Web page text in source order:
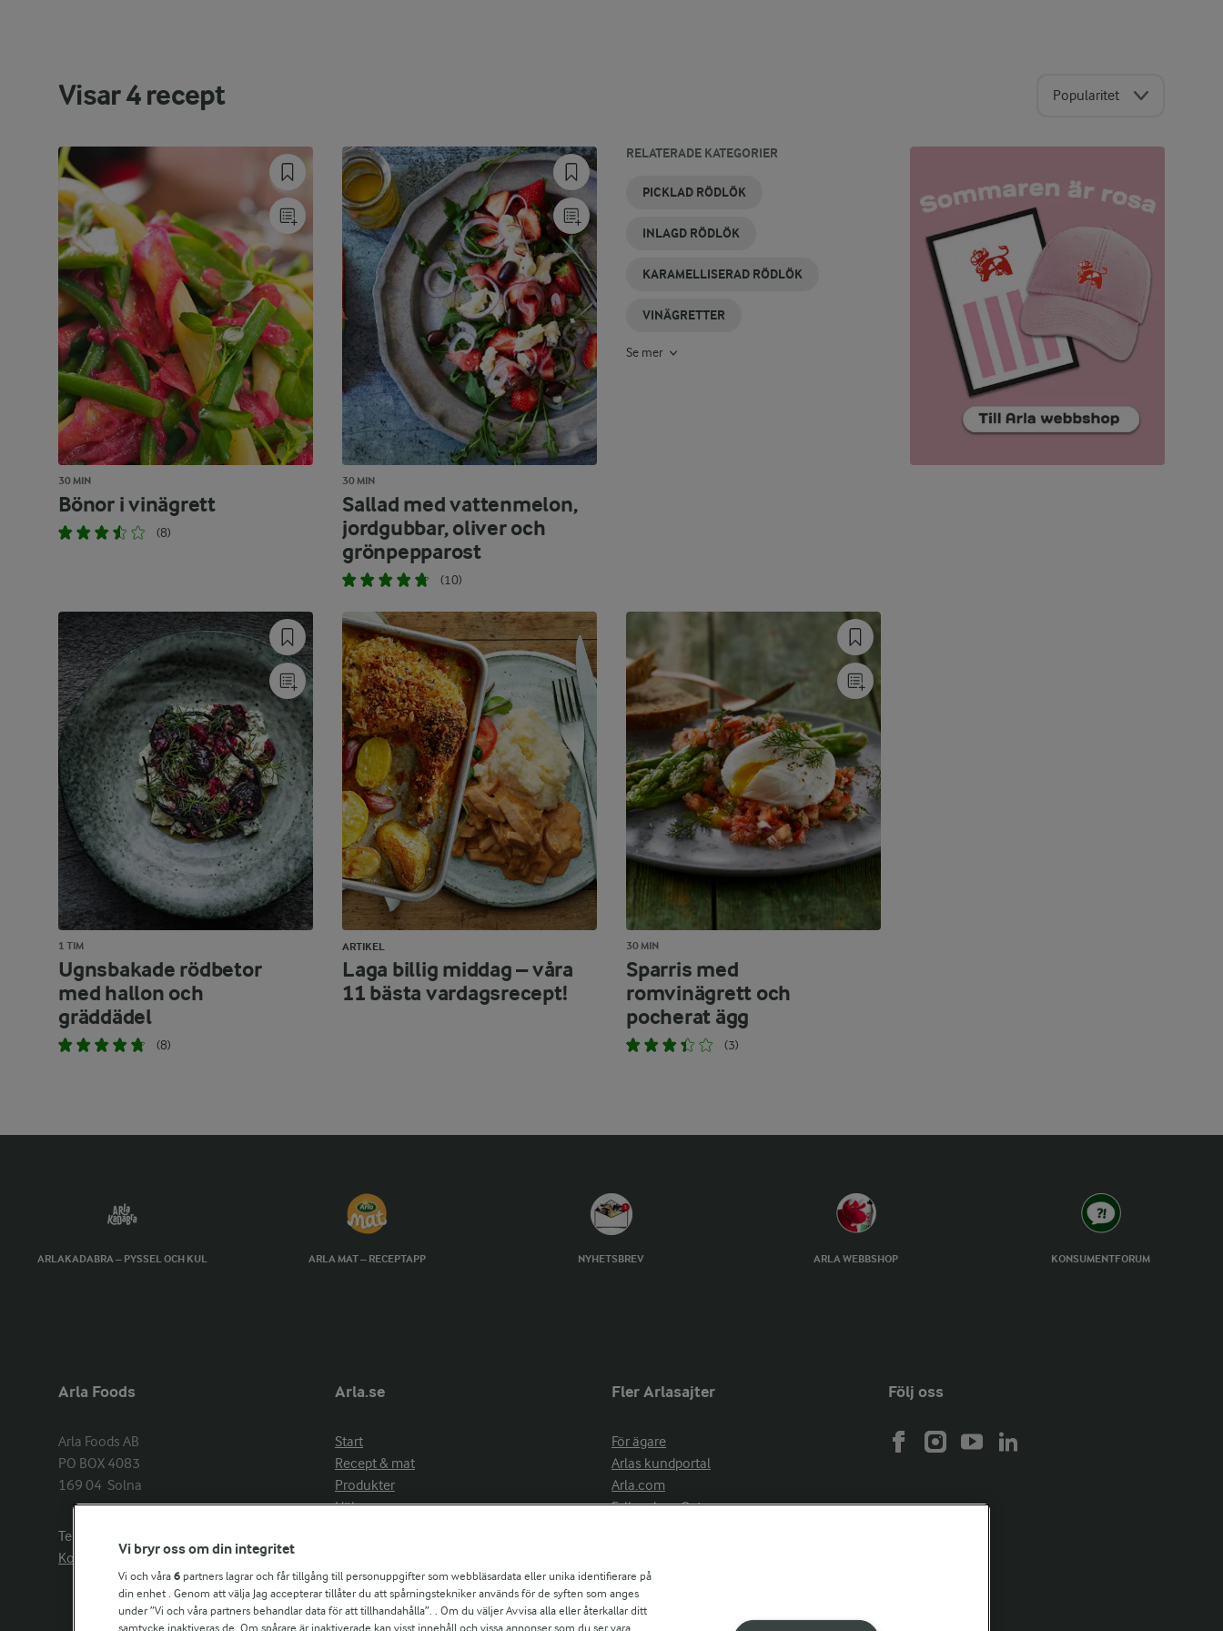
Visar4recept Popularitet
30 MIN
Bönor i vinägrett
(8)
30 MIN
Sallad med vattenmelon,
jordgubbar, oliver och
grönpepparost
(10)
RELATERADE KATEGORIER
PICKLAD RÖDLÖK
INLAGD RÖDLÖK
KARAMELLISERAD RÖDLÖK
VINÄGRETTER
RÖDLÖKSMARMELAD
RÖDLÖK
CITRONVINÄGRETT
HONUNGSVINÄGRETT
ENKEL
VINÄGRETT
RÖDLÖKSCHUTNEY
Se mer
1 TIM
Ugnsbakade rödbetor
med hallon och
gräddädel
(8)
ARTIKEL
Laga billig middag – våra
11 bästa vardagsrecept!
30 MIN
Sparris med
romvinägrett och
pocherat ägg
(3)
ARLAKADABRA – PYSSEL OCH KUL ARLA MAT – RECEPTAPP NYHETSBREV ARLA WEBBSHOP KONSUMENTFORUM
Arla Foods
Arla Foods AB
PO BOX 4083
169 04  Solna
Telefon:
Kontakta oss
Arla.se
Start
Recept & mat
Produkter
Hälsa
Aktuellt
Om Arla
Nyheter & press
Fler Arlasajter
För ägare
Arlas kundportal
Arla.com
Falbygdens Ost
Följ oss
Vi bryr oss om din integritet
Vi och våra 6 partners lagrar och får tillgång till personuppgifter som webbläsardata eller unika identifierare på
din enhet . Genom att välja Jag accepterar tillåter du att spårningstekniker används för de syften som anges
under ”Vi och våra partners behandlar data för att tillhandahålla”. . Om du väljer Avvisa alla eller återkallar ditt
samtycke inaktiveras de. Om spårare är inaktiverade kan visst innehåll och vissa annonser som du ser vara